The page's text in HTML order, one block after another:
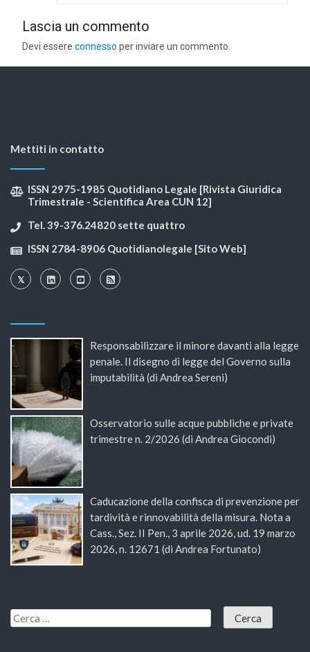
Lascia un commento
Devi essereconnesso per inviare un commento.
Mettiti in contatto
ISSN 2975-1985 Quotidiano Legale [Rivista Giuridica
Trimestrale - Scientifica Area CUN 12]
Tel. 39-376.24820 sette quattro
ISSN 2784-8906 Quotidianolegale [Sito Web]
Responsabilizzare il minore davanti alla legge
penale. Il disegno di legge del Governo sulla
imputabilità (di Andrea Sereni)
Osservatorio sulle acque pubbliche e private
trimestre n. 2/2026 (di Andrea Giocondi)
Caducazione della confisca di prevenzione per
tardività e rinnovabilità della misura. Nota a
Cass., Sez. II Pen., 3 aprile 2026, ud. 19 marzo
2026, n. 12671 (di Andrea Fortunato)